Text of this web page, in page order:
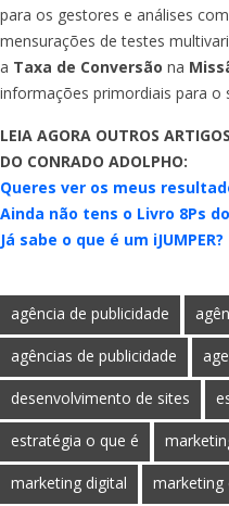
para os gestores e análises
mensurações de testes
a Taxa de Conversão na
informações primordiais para o
LEIA AGORA OUTROS
DO CONRADO ADOLPHO:
Queres ver os meus
Ainda não tens o Livro 8Ps
Já sabe o que é um iJUMPER?
agência de publicidade
agências de publicidade
desenvolvimento de sites
estratégia o que é
marketing digital marketing